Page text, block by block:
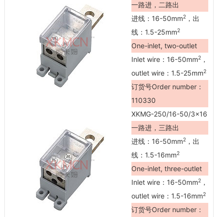
一路进，二路出
进线：16-50mm2，出
线：1.5-25mm2
One-inlet, two-outlet
Inlet wire：16-50mm2，
outlet wire：1.5-25mm2
订货号Order number：
110330
XKMG-250/16-50/3×16
一路进，三路出
进线：16-50mm2，出
线：1.5-16mm2
One-inlet, three-outlet
Inlet wire：16-50mm2，
outlet wire：1.5-16mm2
订货号Order number：